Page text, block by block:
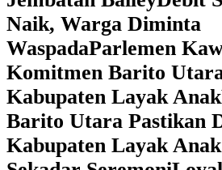
Naik, Warga Diminta
WaspadaParlemen
Komitmen Barito
Kabupaten Layak Anak
Barito Utara Pastikan
Kabupaten Layak